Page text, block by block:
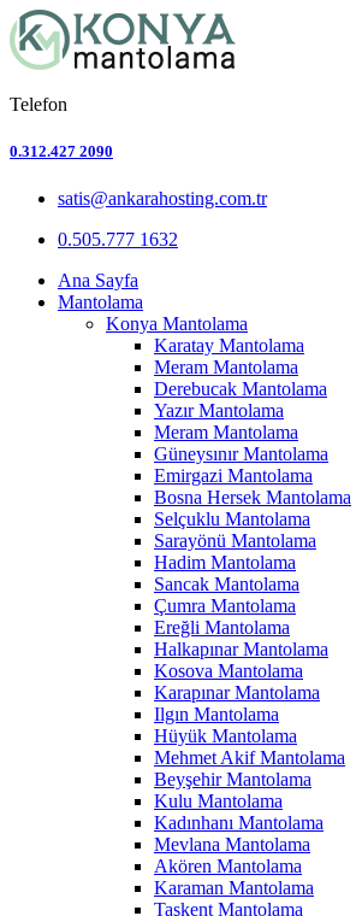
Telefon
0.312.427 2090
satis@ankarahosting.com.tr
0.505.777 1632
Ana Sayfa
Mantolama
Konya Mantolama
Karatay Mantolama
Meram Mantolama
Derebucak Mantolama
Yazır Mantolama
Meram Mantolama
Güneysınır Mantolama
Emirgazi Mantolama
Bosna Hersek Mantolama
Selçuklu Mantolama
Sarayönü Mantolama
Hadim Mantolama
Sancak Mantolama
Çumra Mantolama
Ereğli Mantolama
Halkapınar Mantolama
Kosova Mantolama
Karapınar Mantolama
Ilgın Mantolama
Hüyük Mantolama
Mehmet Akif Mantolama
Beyşehir Mantolama
Kulu Mantolama
Kadınhanı Mantolama
Mevlana Mantolama
Akören Mantolama
Karaman Mantolama
Taşkent Mantolama